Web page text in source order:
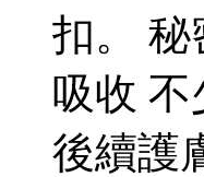
扣。 秘
吸收
後續護